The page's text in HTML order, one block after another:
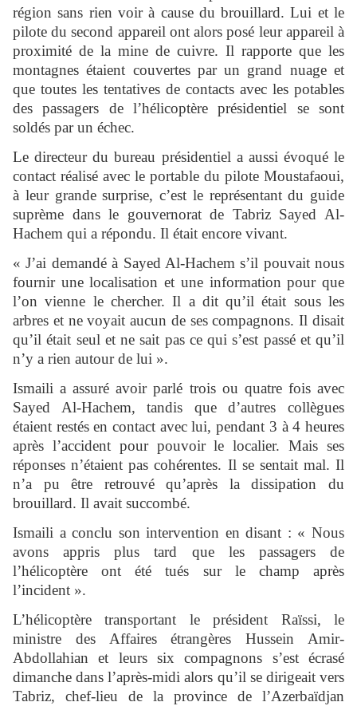
région sans rien voir à cause du brouillard. Lui et le
pilote du second appareil ont alors posé leur appareil à
proximité de la mine de cuivre. Il rapporte que les
montagnes étaient couvertes par un grand nuage et
que toutes les tentatives de contacts avec les potables
des passagers de l’hélicoptère présidentiel se sont
soldés par un échec.
Le directeur du bureau présidentiel a aussi évoqué le
contact réalisé avec le portable du pilote Moustafaoui,
à leur grande surprise, c’est le représentant du guide
suprème dans le gouvernorat de Tabriz Sayed Al-
Hachem qui a répondu. Il était encore vivant.
« J’ai demandé à Sayed Al-Hachem s’il pouvait nous
fournir une localisation et une information pour que
l’on vienne le chercher. Il a dit qu’il était sous les
arbres et ne voyait aucun de ses compagnons. Il disait
qu’il était seul et ne sait pas ce qui s’est passé et qu’il
n’y a rien autour de lui ».
Ismaili a assuré avoir parlé trois ou quatre fois avec
Sayed Al-Hachem, tandis que d’autres collègues
étaient restés en contact avec lui, pendant 3 à 4 heures
après l’accident pour pouvoir le localier. Mais ses
réponses n’étaient pas cohérentes. Il se sentait mal. Il
n’a pu être retrouvé qu’après la dissipation du
brouillard. Il avait succombé.
Ismaili a conclu son intervention en disant : « Nous
avons appris plus tard que les passagers de
l’hélicoptère ont été tués sur le champ après
l’incident ».
L’hélicoptère transportant le président Raïssi, le
ministre des Affaires étrangères Hussein Amir-
Abdollahian et leurs six compagnons s’est écrasé
dimanche dans l’après-midi alors qu’il se dirigeait vers
Tabriz, chef-lieu de la province de l’Azerbaïdjan